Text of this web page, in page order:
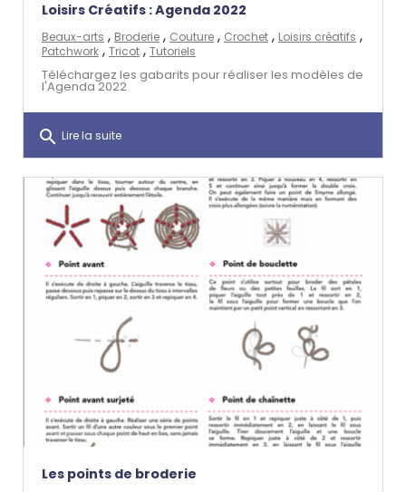
Loisirs Créatifs : Agenda 2022
Beaux-arts , Broderie , Couture , Crochet , Loisirs créatifs ,
Patchwork , Tricot , Tutoriels
Téléchargez les gabarits pour réaliser les modèles de
l'Agenda 2022
search Lire la suite
Les points de broderie